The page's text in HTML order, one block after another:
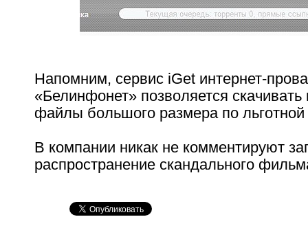
Напомним, сервис iGet интернет-
«Белинфонет» позволяется скачивать
файлы большого размера по
В компании никак не комментируют
распространение скандального